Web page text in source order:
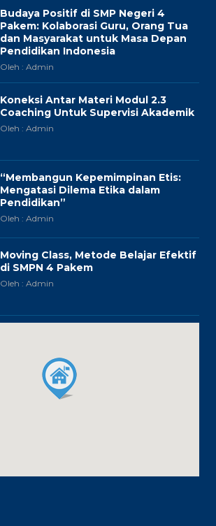
Budaya Positif di SMP Negeri 4
Pakem: Kolaborasi Guru, Orang Tua
dan Masyarakat untuk Masa Depan
Pendidikan Indonesia
Oleh : Admin
Koneksi Antar Materi Modul 2.3
Coaching Untuk Supervisi Akademik
Oleh : Admin
“Membangun Kepemimpinan Etis:
Mengatasi Dilema Etika dalam
Pendidikan”
Oleh : Admin
Moving Class, Metode Belajar Efektif
di SMPN 4 Pakem
Oleh : Admin